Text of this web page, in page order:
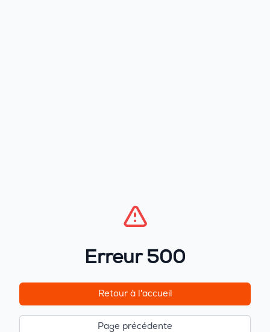
Erreur 500
Retour à l'accueil
Page précédente